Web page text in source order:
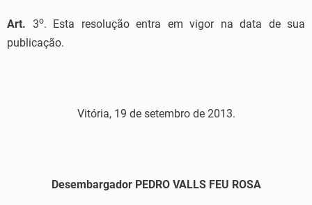
Art. 3o. Esta resolução entra em vigor na data de sua
publicação.
Vitória, 19 de setembro de 2013.
Desembargador PEDRO VALLS FEU ROSA